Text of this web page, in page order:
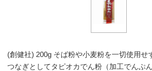
(創健社) 200g そば粉や小麦粉を一切使用せ
つなぎとしてタピオカでん粉（加工でんぷ